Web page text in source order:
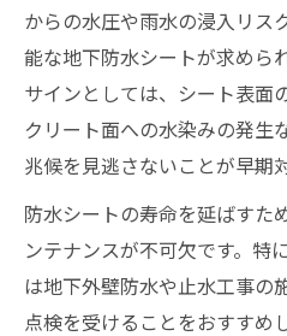
からの水圧や雨水の浸入リス
能な地下防水シートが求めら
サインとしては、シート表面
クリート面への水染みの発生
兆候を見逃さないことが早期
防水シートの寿命を延ばすた
ンテナンスが不可欠です。特
は地下外壁防水や止水工事の
点検を受けることをおすすめ